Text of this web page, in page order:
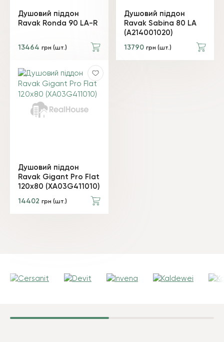
Душовий піддон
Ravak Ronda 90 LA-R
13464 грн (шт.)
Душовий піддон
Ravak Sabina 80 LA
(A214001020)
13790 грн (шт.)
Душовий піддон
Ravak Gigant Pro Flat
120х80 (XA03G411010)
14402 грн (шт.)